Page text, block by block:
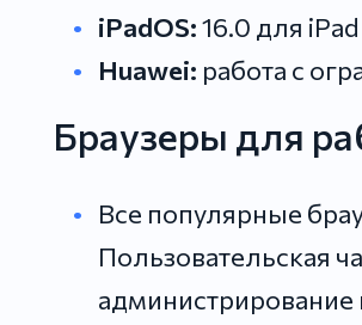
iPadOS:16.0 для
Huawei: работа с
Браузеры для
Все популярные
Пользовательская
администрирование